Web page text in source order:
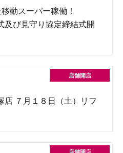
動スーパー稼働！
及び見守り協定締結式開
店 ７月１８日（土）リフ